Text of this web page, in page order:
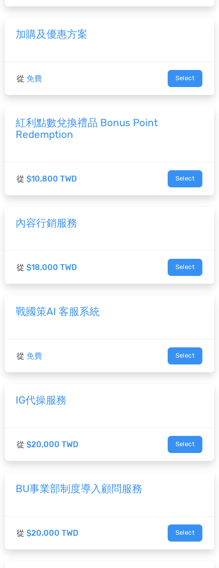
加購及優惠方案
從 免費 Select
紅利點數兌換禮品 Bonus Point
Redemption
從 $10,800 TWD Select
內容行銷服務
從 $18,000 TWD Select
戰國策AI 客服系統
從 免費 Select
IG代操服務
從 $20,000 TWD Select
BU事業部制度導入顧問服務
從 $20,000 TWD Select